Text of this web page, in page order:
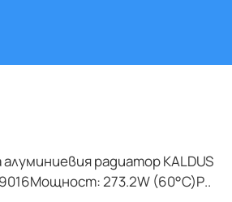
радиатор KALDUS
273.2W (60°C)Р..